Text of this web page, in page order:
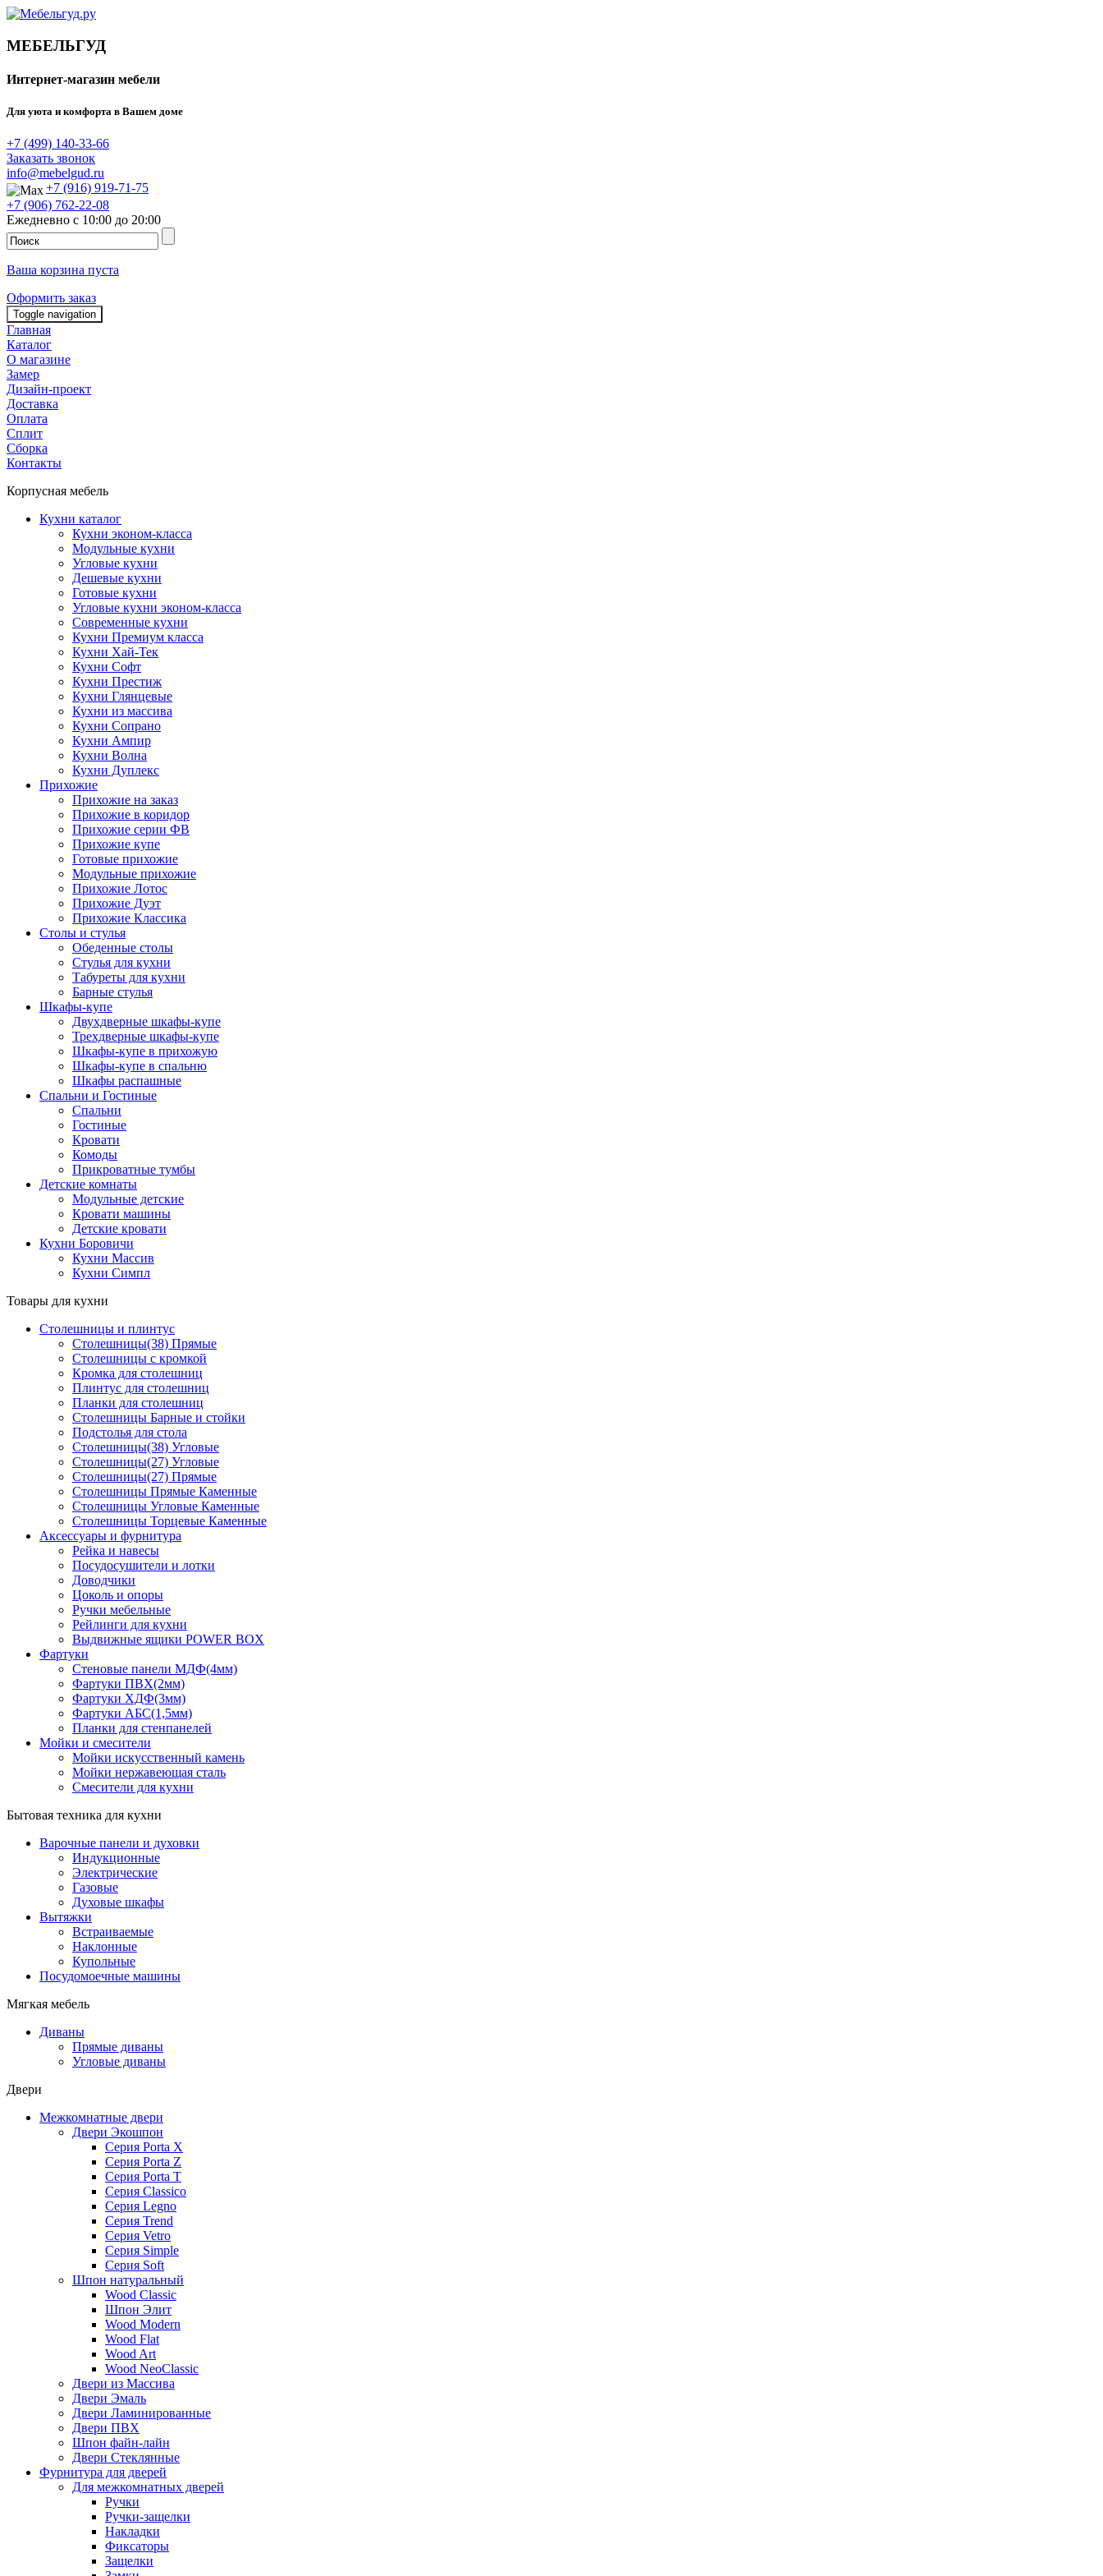
МЕБЕЛЬГУД
Интернет-магазин мебели
Для уюта и комфорта в Вашем доме
+7 (499) 140-33-66
Заказать звонок
info@mebelgud.ru
+7 (916) 919-71-75
+7 (906) 762-22-08
Ежедневно с 10:00 до 20:00
Ваша корзина пуста
Оформить заказ
Toggle navigation
Главная
Каталог
О магазине
Замер
Дизайн-проект
Доставка
Оплата
Сплит
Сборка
Контакты
Корпусная мебель
Кухни каталог
Кухни эконом-класса
Модульные кухни
Угловые кухни
Дешевые кухни
Готовые кухни
Угловые кухни эконом-класса
Современные кухни
Кухни Премиум класса
Кухни Хай-Тек
Кухни Софт
Кухни Престиж
Кухни Глянцевые
Кухни из массива
Кухни Сопрано
Кухни Ампир
Кухни Волна
Кухни Дуплекс
Прихожие
Прихожие на заказ
Прихожие в коридор
Прихожие серии ФВ
Прихожие купе
Готовые прихожие
Модульные прихожие
Прихожие Лотос
Прихожие Дуэт
Прихожие Классика
Столы и стулья
Обеденные столы
Стулья для кухни
Табуреты для кухни
Барные стулья
Шкафы-купе
Двухдверные шкафы-купе
Трехдверные шкафы-купе
Шкафы-купе в прихожую
Шкафы-купе в спальню
Шкафы распашные
Спальни и Гостиные
Спальни
Гостиные
Кровати
Комоды
Прикроватные тумбы
Детские комнаты
Модульные детские
Кровати машины
Детские кровати
Кухни Боровичи
Кухни Массив
Кухни Симпл
Товары для кухни
Столешницы и плинтус
Столешницы(38) Прямые
Столешницы с кромкой
Кромка для столешниц
Плинтус для столешниц
Планки для столешниц
Столешницы Барные и стойки
Подстолья для стола
Столешницы(38) Угловые
Столешницы(27) Угловые
Столешницы(27) Прямые
Столешницы Прямые Каменные
Столешницы Угловые Каменные
Столешницы Торцевые Каменные
Аксессуары и фурнитура
Рейка и навесы
Посудосушители и лотки
Доводчики
Цоколь и опоры
Ручки мебельные
Рейлинги для кухни
Выдвижные ящики POWER BOX
Фартуки
Стеновые панели МДФ(4мм)
Фартуки ПВХ(2мм)
Фартуки ХДФ(3мм)
Фартуки АБС(1,5мм)
Планки для стенпанелей
Мойки и смесители
Мойки искусственный камень
Мойки нержавеющая сталь
Смесители для кухни
Бытовая техника для кухни
Варочные панели и духовки
Индукционные
Электрические
Газовые
Духовые шкафы
Вытяжки
Встраиваемые
Наклонные
Купольные
Посудомоечные машины
Мягкая мебель
Диваны
Прямые диваны
Угловые диваны
Двери
Межкомнатные двери
Двери Экошпон
Серия Porta X
Серия Porta Z
Серия Porta T
Серия Classico
Серия Legno
Серия Trend
Серия Vetro
Серия Simple
Серия Soft
Шпон натуральный
Wood Classic
Шпон Элит
Wood Modern
Wood Flat
Wood Art
Wood NeoClassic
Двери из Массива
Двери Эмаль
Двери Ламинированные
Двери ПВХ
Шпон файн-лайн
Двери Стеклянные
Фурнитура для дверей
Для межкомнатных дверей
Ручки
Ручки-защелки
Накладки
Фиксаторы
Защелки